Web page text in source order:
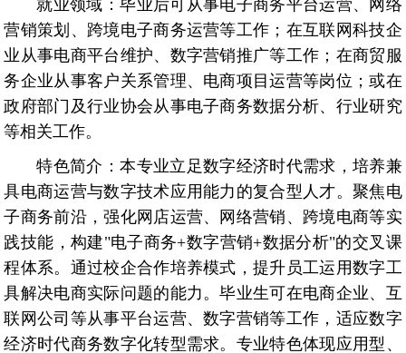
就业领域：毕业后可从事电子商务平台运营、网络
营销策划、跨境电子商务运营等工作；在互联网科技企
业从事电商平台维护、数字营销推广等工作；在商贸服
务企业从事客户关系管理、电商项目运营等岗位；或在
政府部门及行业协会从事电子商务数据分析、行业研究
等相关工作。
特色简介：本专业立足数字经济时代需求，培养兼
具电商运营与数字技术应用能力的复合型人才。聚焦电
子商务前沿，强化网店运营、网络营销、跨境电商等实
践技能，构建"电子商务+数字营销+数据分析"的交叉课
程体系。通过校企合作培养模式，提升员工运用数字工
具解决电商实际问题的能力。毕业生可在电商企业、互
联网公司等从事平台运营、数字营销等工作，适应数字
经济时代商务数字化转型需求。专业特色体现应用型、